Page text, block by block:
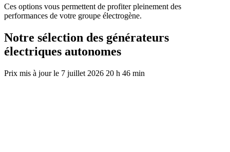
Ces options vous permettent de profiter pleinement des
performances de votre groupe électrogène.
Notre sélection des générateurs
électriques autonomes
7 juillet 2026 20 h 46 min